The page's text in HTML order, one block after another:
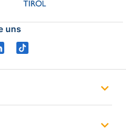
uns
tiktok